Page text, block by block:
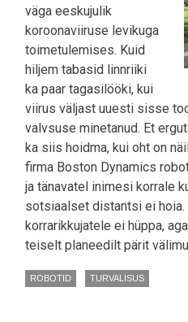
väga eeskujulik
koroonaviiruse levikuga
toimetulemises. Kuid
hiljem tabasid linnriiki
ka paar tagasilööki, kui
viirus väljast uuesti sisse
valvsuse minetanud. Et
ka siis hoidma, kui oht on
firma Boston Dynamics
ja tänavatel inimesi korrale
sotsiaalset distantsi ei hoia.
korrarikkujatele ei hüppa,
teiselt planeedilt pärit
ROBOTID TURVALISUS